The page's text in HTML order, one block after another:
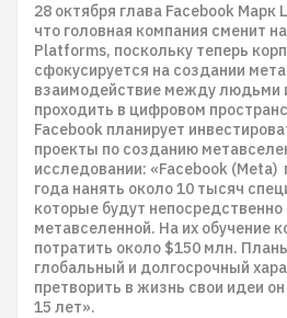
28 октября глава Facebook Марк
что головная компания сменит
Platforms, поскольку теперь
сфокусируется на создании
взаимодействие между людьми
проходить в цифровом
Facebook планирует
проекты по созданию
исследовании: «Facebook (Meta)
года нанять около 10 тысяч
которые будут
метавселенной. На их обучение
потратить около $150 млн.
глобальный и долгосрочный
претворить в жизнь свои идеи
15 лет».